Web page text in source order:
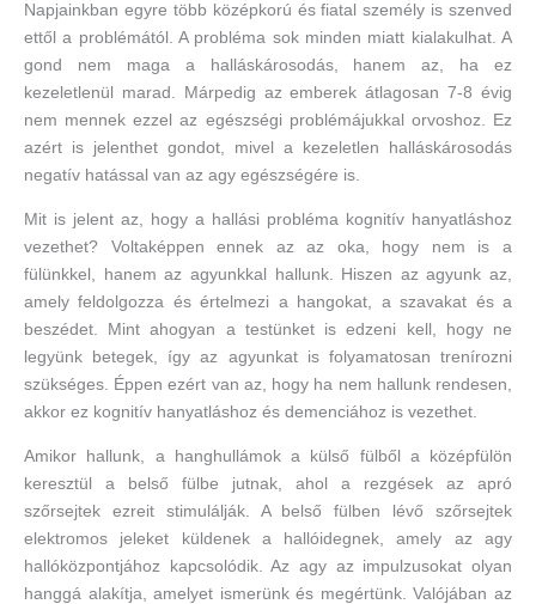
Napjainkban egyre több középkorú és fiatal személy is szenved
ettől a problémától. A probléma sok minden miatt kialakulhat. A
gond nem maga a halláskárosodás, hanem az, ha ez
kezeletlenül marad. Márpedig az emberek átlagosan 7-8 évig
nem mennek ezzel az egészségi problémájukkal orvoshoz. Ez
azért is jelenthet gondot, mivel a kezeletlen halláskárosodás
negatív hatással van az agy egészségére is.
Mit is jelent az, hogy a hallási probléma kognitív hanyatláshoz
vezethet? Voltaképpen ennek az az oka, hogy nem is a
fülünkkel, hanem az agyunkkal hallunk. Hiszen az agyunk az,
amely feldolgozza és értelmezi a hangokat, a szavakat és a
beszédet. Mint ahogyan a testünket is edzeni kell, hogy ne
legyünk betegek, így az agyunkat is folyamatosan trenírozni
szükséges. Éppen ezért van az, hogy ha nem hallunk rendesen,
akkor ez kognitív hanyatláshoz és demenciához is vezethet.
Amikor hallunk, a hanghullámok a külső fülből a középfülön
keresztül a belső fülbe jutnak, ahol a rezgések az apró
szőrsejtek ezreit stimulálják. A belső fülben lévő szőrsejtek
elektromos jeleket küldenek a hallóidegnek, amely az agy
hallóközpontjához kapcsolódik. Az agy az impulzusokat olyan
hanggá alakítja, amelyet ismerünk és megértünk. Valójában az